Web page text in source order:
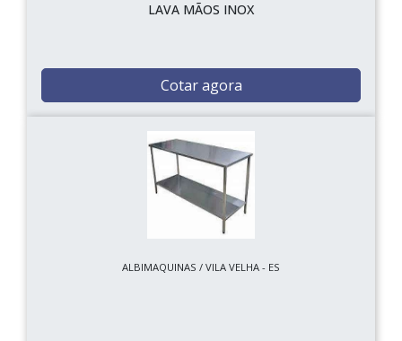
LAVA MÃOS INOX
Cotar agora
ALBIMAQUINAS / VILA VELHA - ES